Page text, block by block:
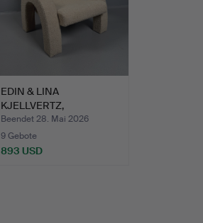
EDIN & LINA
KJELLVERTZ,
Stuhl/Loungesessel…
Beendet 28. Mai 2026
9 Gebote
893 USD